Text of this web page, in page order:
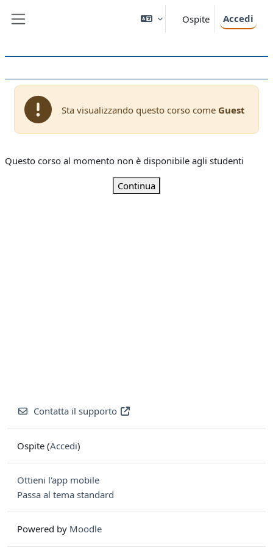
Ospite Accedi
Sta visualizzando questo corso come Guest
Questo corso al momento non è disponibile agli studenti
Continua
Contatta il supporto
Ospite (Accedi)
Ottieni l'app mobile
Passa al tema standard
Powered by Moodle